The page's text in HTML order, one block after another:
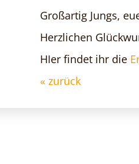
Großartig Jungs,
Herzlichen
HIer findet ihr die
« zurück